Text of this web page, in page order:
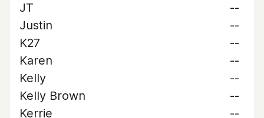
JT
--
Justin
--
K27
--
Karen
--
Kelly
--
Kelly Brown
--
Kerrie
--